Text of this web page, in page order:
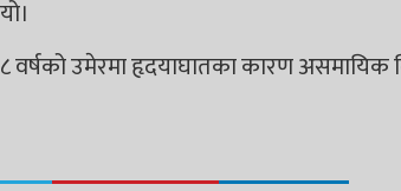
उमेरमा हृदयाघातका कारण असमायिक